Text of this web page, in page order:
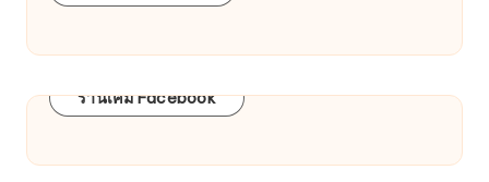
ร้านเคมี Facebook